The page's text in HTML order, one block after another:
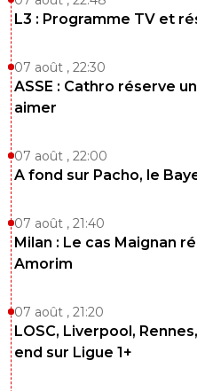
L3 : Programme TV et
07 août , 22:30
ASSE : Cathro réserve
aimer
07 août , 22:00
A fond sur Pacho, le
07 août , 21:40
Milan : Le cas Maignan
Amorim
07 août , 21:20
LOSC, Liverpool,
end sur Ligue 1+